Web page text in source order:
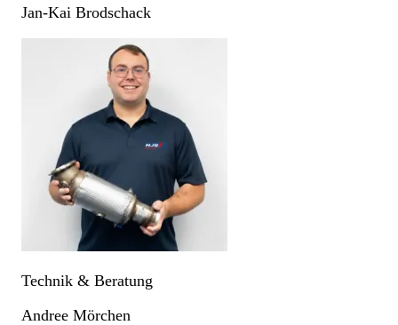
Jan-Kai Brodschack
Technik & Beratung
Andree Mörchen